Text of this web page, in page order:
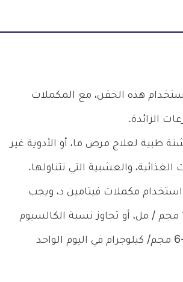
هذه الحقن، مع المكملات
الزائدة.
طبية لعلاج مرض ما، أو الأدوية غير
والعشبية التي تتناولها.
استخدام مكملات فيتامين د، ويجب
إيقاف الدواء عند تجاوز نسبة الكالسيوم في الدم 105 مجم / مل، أو تجاوز نسبة الكالسيوم
في البول 4 مجم/كيلوجرام في اليوم الواحد للكبار أو 4-6 مجم/ كيلوجرام في اليوم الواحد